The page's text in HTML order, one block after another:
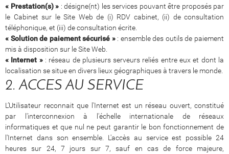
« Prestation(s) » : désigne(nt) les services pouvant être proposés par
le Cabinet sur le Site Web de (i) RDV cabinet, (ii) de consultation
téléphonique, et (iii) de consultation écrite.
« Solution de paiement sécurisé »: ensemble des outils de paiement
mis à disposition sur le Site Web.
« Internet »: réseau de plusieurs serveurs reliés entre eux et dont la
localisation se situe en divers lieux géographiques à travers le monde.
2. ACCES AU SERVICE
L’Utilisateur reconnait que l'Internet est un réseau ouvert, constitué
par l'interconnexion à l'échelle internationale de réseaux
informatiques et que nul ne peut garantir le bon fonctionnement de
l'Internet dans son ensemble. L'accès au service est possible 24
heures sur 24, 7 jours sur 7, sauf en cas de force majeure,